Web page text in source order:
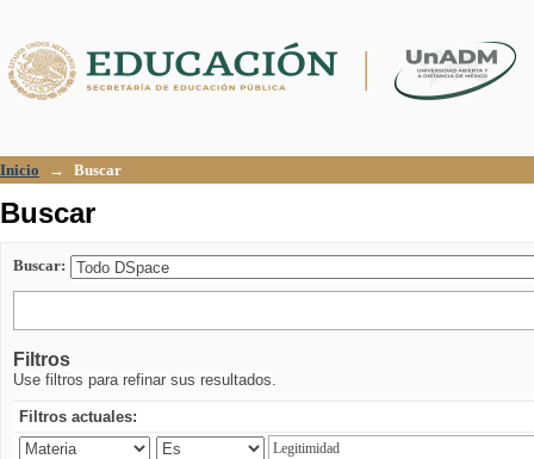
Inicio → Buscar
Buscar
Buscar:
Filtros
Use filtros para refinar sus resultados.
Filtros actuales: